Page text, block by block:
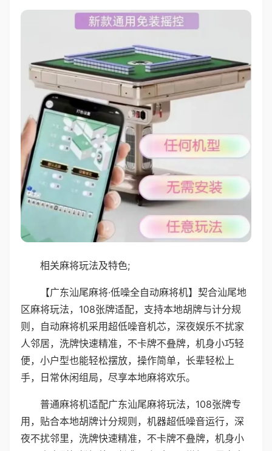
相关麻将玩法及特色;
【广东汕尾麻将·低噪全自动麻将机】契合汕尾地
区麻将玩法，108张牌适配，支持本地胡牌与计分规
则，自动麻将机采用超低噪音机芯，深夜娱乐不扰家
人邻居，洗牌快速精准，不卡牌不叠牌，机身小巧轻
便，小户型也能轻松摆放，操作简单，长辈轻松上
手，日常休闲组局，尽享本地麻将欢乐。
普通麻将机适配广东汕尾麻将玩法，108张牌专
用，贴合本地胡牌计分规则，机器超低噪音运行，深
夜不扰邻里，洗牌快速精准，不卡牌不叠牌，机身小